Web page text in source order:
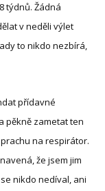
týdnů. Žádná
v neděli výlet
to nikdo nezbírá,
přídavné
pěkně zametat ten
na respirátor.
že jsem jim
nikdo nedíval, ani